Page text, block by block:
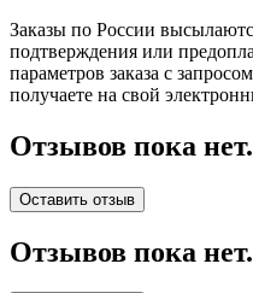
Заказы по России
подтверждения или
параметров заказа с
получаете на свой
Отзывов пока
Оставить отзыв
Отзывов пока